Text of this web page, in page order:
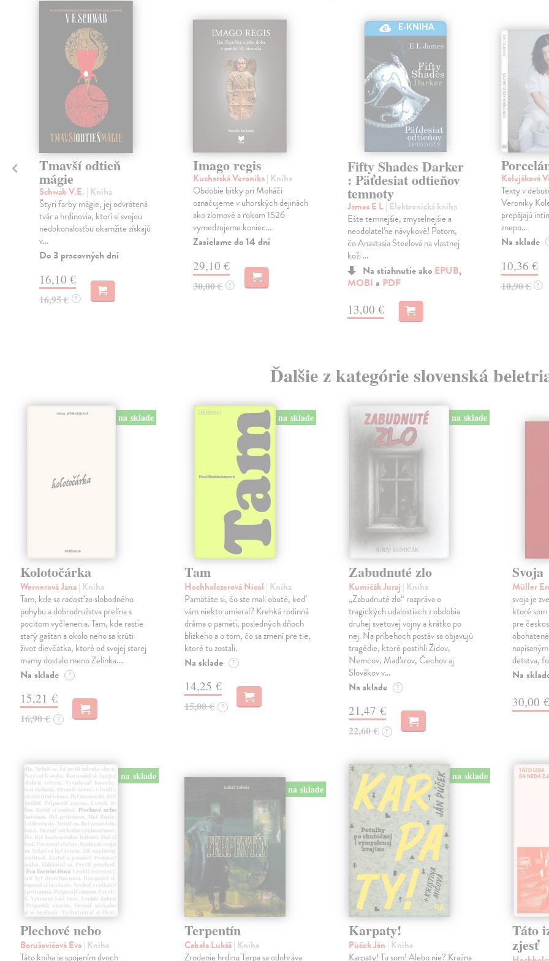
Tmavší odtieň
mágie
Schwab V.E. | Kniha
Štyri farby mágie, jej odvrátená
tvár a hrdinovia, ktorí si svojou
nedokonalosťou okamžite získajú
v...
Do 3 pracovných dní
16,10 €
16,95 € ?
Imago regis
Kucharská Veronika| Kniha
Obdobie bitky pri Moháči
označujeme v uhorských dejinách
ako zlomové a rokom 1526
vymedzujeme koniec...
Zasielame do 14 dní
29,10 €
30,00 € ?
E-KNIHA
Fifty Shades Darker
: Päťdesiat odtieňov
temnoty
James E L| Elektronická kniha
Ešte temnejšie, zmyselnejšie a
neodolateľne návykové! Potom,
čo Anastasia Steelová na vlastnej
koži ...
Na stiahnutie ako EPUB,
MOBI a PDF
13,00 €
Kolejáková
Texty v
Veroniky
prepájajú
znepo...
Na sklade
10,36 €
10,90 € ?
Ďalšie z kategórie slovenská
na sklade
Kolotočárka
Wernerová Jana| Kniha
Tam, kde sa radosť zo slobodného
pohybu a dobrodružstva prelína s
pocitom vyčlenenia. Tam, kde rastie
starý gaštan a okolo neho sa krúti
život dievčatka, ktoré od svojej starej
mamy dostalo meno Zelinka.…
Na sklade ?
15,21 €
16,90 € ?
na sklade
Tam
Hochholczerová Nicol | Kniha
Pamätáte si, čo ste mali obuté, keď
vám niekto umieral? Krehká rodinná
dráma o pamäti, posledných dňoch
blízkeho a o tom, čo sa zmení pre tie,
ktoré tu zostali.
Na sklade ?
14,25 €
15,00 € ?
na sklade
Zabudnuté zlo
Kumičák Juraj | Kniha
„Zabudnuté zlo“ rozpráva o
tragických udalostiach z obdobia
druhej svetovej vojny a krátko po
nej. Na príbehoch postáv sa objavujú
tragédie, ktoré postihli Židov,
Nemcov, Maďarov, Čechov aj
Slovákov v…
Na sklade ?
21,47 €
22,60 € ?
Svoja
Müller
svoja je
ktoré
pre
detstva,
Na
30,00 €
na sklade
Plechové nebo
Borušovičová Eva| Kniha
Táto kniha je spojením dvoch
na sklade
Terpentín
Cabala Lukáš| Kniha
Zrodenie hrdinu Terpa sa odohráva
na sklade
Karpaty!
Púček Ján | Kniha
Karpaty! Tu som! Alebo nie? Krajina
Táto
zjesť